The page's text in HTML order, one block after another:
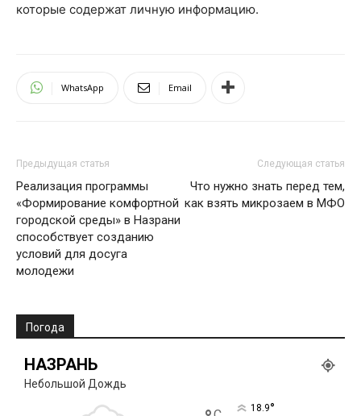
которые содержат личную информацию.
WhatsApp Email
Предыдущая статья
Реализация программы
«Формирование комфортной
городской среды» в Назрани
способствует созданию
условий для досуга
молодежи
Следующая статья
Что нужно знать перед тем,
как взять микрозаем в МФО
Погода
НАЗРАНЬ
Небольшой Дождь
18.9°